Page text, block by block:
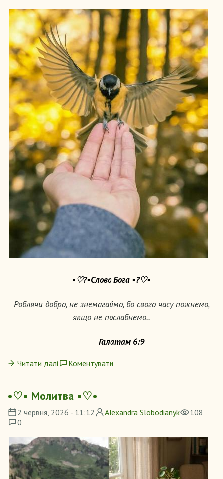
•♡?•Слово Бога •?♡•
Роблячи добро, не знемагаймо, бо свого часу пожнемо,
якщо не послабнемо..
Галатам 6:9
Читати далі Коментувати
•♡• Молитва •♡•
2 червня, 2026 - 11:12 Alexandra Slobodianyk
108
0